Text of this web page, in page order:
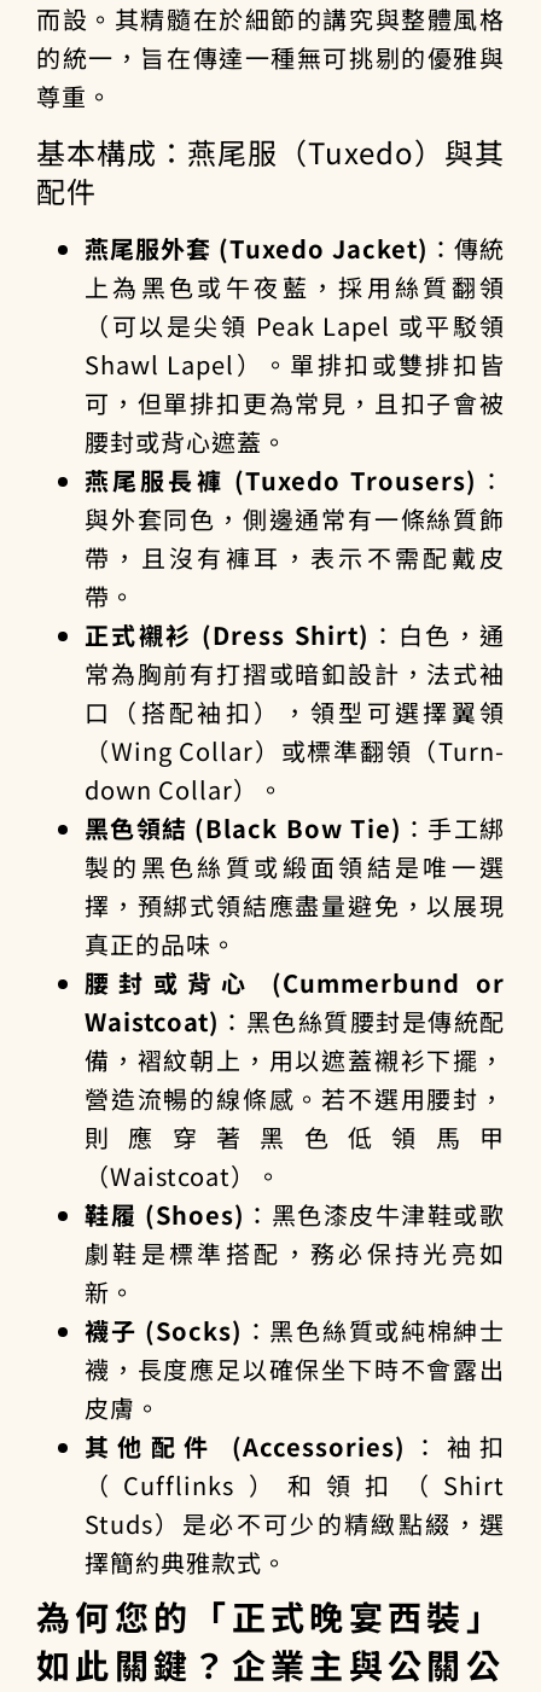
而設。其精髓在於細節的講究與整體風格
的統一，旨在傳達一種無可挑剔的優雅與
尊重。
基本構成：燕尾服（Tuxedo）與其
配件
燕尾服外套 (Tuxedo Jacket) ：傳統
上為黑色或午夜藍，採用絲質翻領
（可以是尖領 Peak Lapel 或平駁領
Shawl Lapel）。單排扣或雙排扣皆
可，但單排扣更為常見，且扣子會被
腰封或背心遮蓋。
燕尾服長褲 (Tuxedo Trousers) ：
與外套同色，側邊通常有一條絲質飾
帶，且沒有褲耳，表示不需配戴皮
帶。
正式襯衫 (Dress Shirt) ：白色，通
常為胸前有打摺或暗釦設計，法式袖
口（搭配袖扣），領型可選擇翼領
（Wing Collar）或標準翻領（Turn-
down Collar）。
黑色領結 (Black Bow Tie) ：手工綁
製的黑色絲質或緞面領結是唯一選
擇，預綁式領結應盡量避免，以展現
真正的品味。
腰封或背心 (Cummerbund or
Waistcoat) ：黑色絲質腰封是傳統配
備，褶紋朝上，用以遮蓋襯衫下擺，
營造流暢的線條感。若不選用腰封，
則應穿著黑色低領馬甲
（Waistcoat）。
鞋履 (Shoes) ：黑色漆皮牛津鞋或歌
劇鞋是標準搭配，務必保持光亮如
新。
襪子 (Socks) ：黑色絲質或純棉紳士
襪，長度應足以確保坐下時不會露出
皮膚。
其他配件 (Accessories) ：袖扣
（Cufflinks）和領扣（Shirt
Studs）是必不可少的精緻點綴，選
擇簡約典雅款式。
為何您的「正式晚宴西裝」
如此關鍵？企業主與公關公